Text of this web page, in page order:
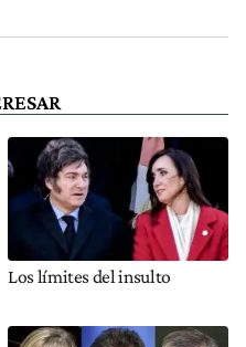
Los límites del insulto